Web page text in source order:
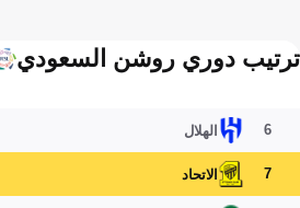
ترتيب دوري روشن السعودي
6 الهلال
7 الاتحاد